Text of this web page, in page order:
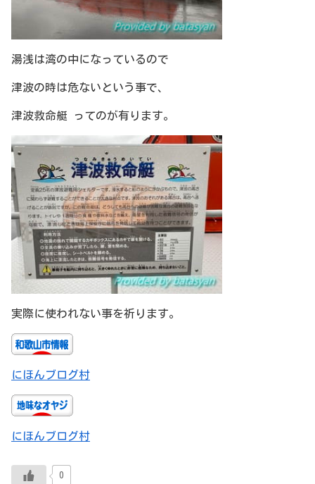
湯浅は湾の中になっているので
津波の時は危ないという事で、
津波救命艇 ってのが有ります。
実際に使われない事を祈ります。
にほんブログ村
にほんブログ村
0